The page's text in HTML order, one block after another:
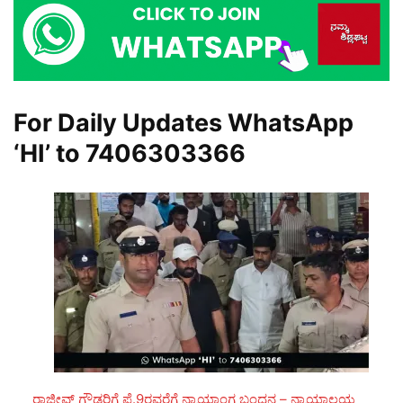
For Daily Updates WhatsApp
‘HI’ to 7406303366
ರಾಜೀವ್ ಗೌಡರಿಗೆ ಫೆ.9ರವರೆಗೆ ನ್ಯಾಯಾಂಗ ಬಂಧನ – ನ್ಯಾಯಾಲಯ